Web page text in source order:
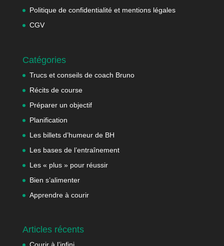
Politique de confidentialité et mentions légales
CGV
Catégories
Trucs et conseils de coach Bruno
Récits de course
Préparer un objectif
Planification
Les billets d’humeur de BH
Les bases de l’entraînement
Les « plus » pour réussir
Bien s’alimenter
Apprendre à courir
Articles récents
Courir à l’infini…